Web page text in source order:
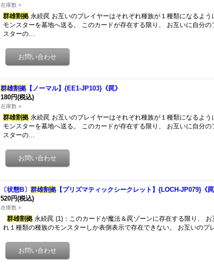
在庫数 ×
群雄割拠 永続罠 お互いのプレイヤーはそれぞれ種族が１種類になるよ
モンスターを墓地へ送る。 このカードが存在する限り、 お互いに自分
スターの…
群雄割拠 【ノーマル】{EE1-JP103}《罠》
180円(税込)
在庫数 ×
群雄割拠 永続罠 お互いのプレイヤーはそれぞれ種族が１種類になるよ
モンスターを墓地へ送る。 このカードが存在する限り、 お互いに自分
スターの…
〔状態B〕 群雄割拠 【プリズマティックシークレット】{LOCH-JP079}《罠
520円(税込)
在庫数 ×
群雄割拠 永続罠 (1)：このカードが魔法＆罠ゾーンに存在する限り、
れ１種類の種族のモンスターしか表側表示で存在できない。 お互いのプ